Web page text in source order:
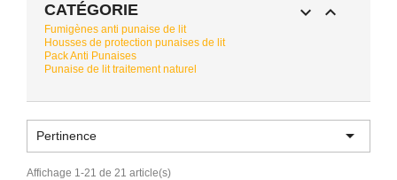
CATÉGORIE  
Fumigènes anti punaise de lit
Housses de protection punaises de lit
Pack Anti Punaises
Punaise de lit traitement naturel
Pertinence 
Affichage 1-21 de 21 article(s)